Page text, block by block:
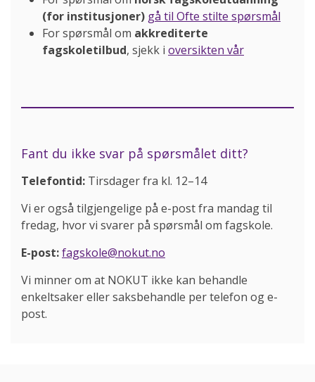
(for institusjoner) gå til Ofte stilte spørsmål
For spørsmål om akkrediterte
fagskoletilbud, sjekk i oversikten vår
Fant du ikke svar på spørsmålet ditt?
Telefontid: Tirsdager fra kl. 12–14
Vi er også tilgjengelige på e-post fra mandag til
fredag, hvor vi svarer på spørsmål om fagskole.
E-post:fagskole@nokut.no
Vi minner om at NOKUT ikke kan behandle
enkeltsaker eller saksbehandle per telefon og e-
post.